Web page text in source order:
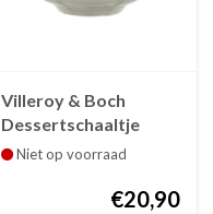
Villeroy & Boch
Dessertschaaltje
Petite Fleur 117 mm
Niet op voorraad
€20,90